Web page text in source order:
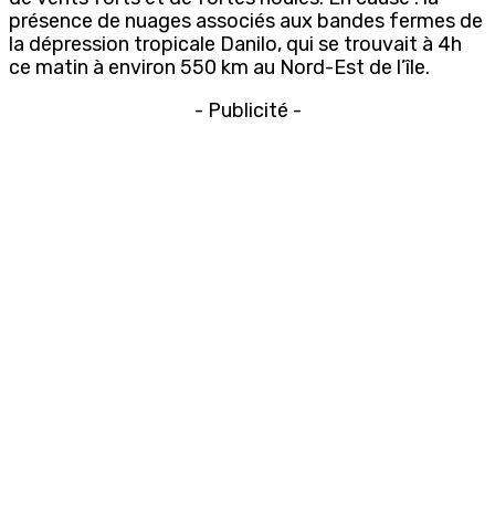
présence de nuages associés aux bandes fermes de
la dépression tropicale Danilo, qui se trouvait à 4h
ce matin à environ 550 km au Nord-Est de l’île.
- Publicité -